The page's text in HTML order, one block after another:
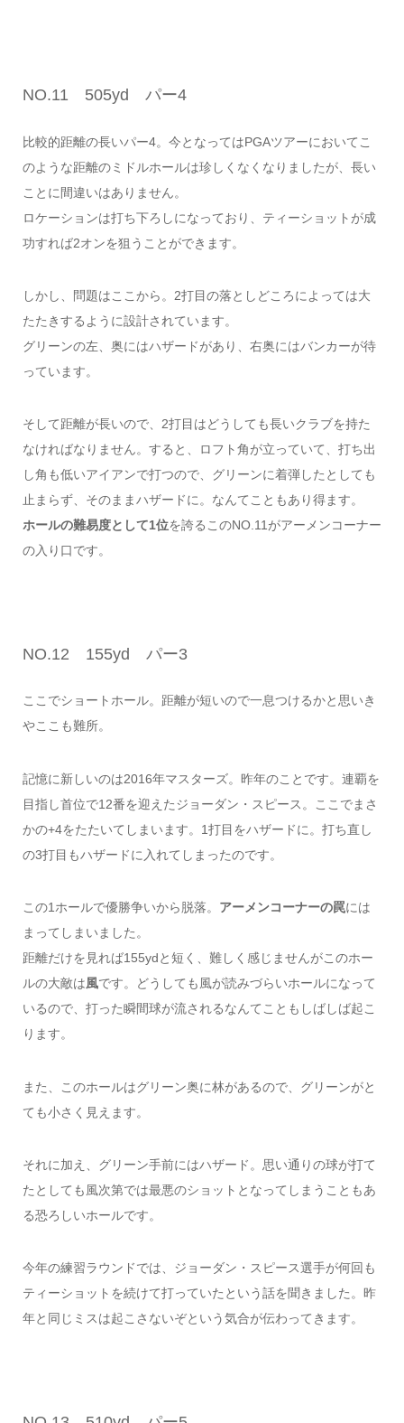
NO.11 505yd パー4
比較的距離の長いパー4。今となってはPGAツアーにおいてこ
のような距離のミドルホールは珍しくなくなりましたが、長い
ことに間違いはありません。
ロケーションは打ち下ろしになっており、ティーショットが成
功すれば2オンを狙うことができます。
しかし、問題はここから。2打目の落としどころによっては大
たたきするように設計されています。
グリーンの左、奥にはハザードがあり、右奥にはバンカーが待
っています。
そして距離が長いので、2打目はどうしても長いクラブを持た
なければなりません。すると、ロフト角が立っていて、打ち出
し角も低いアイアンで打つので、グリーンに着弾したとしても
止まらず、そのままハザードに。なんてこともあり得ます。
ホールの難易度として1位を誇るこのNO.11がアーメンコーナー
の入り口です。
NO.12 155yd パー3
ここでショートホール。距離が短いので一息つけるかと思いき
やここも難所。
記憶に新しいのは2016年マスターズ。昨年のことです。連覇を
目指し首位で12番を迎えたジョーダン・スピース。ここでまさ
かの+4をたたいてしまいます。1打目をハザードに。打ち直し
の3打目もハザードに入れてしまったのです。
この1ホールで優勝争いから脱落。 アーメンコーナーの罠には
まってしまいました。
距離だけを見れば155ydと短く、難しく感じませんがこのホー
ルの大敵は風です。どうしても風が読みづらいホールになって
いるので、打った瞬間球が流されるなんてこともしばしば起こ
ります。
また、このホールはグリーン奥に林があるので、グリーンがと
ても小さく見えます。
それに加え、グリーン手前にはハザード。思い通りの球が打て
たとしても風次第では最悪のショットとなってしまうこともあ
る恐ろしいホールです。
今年の練習ラウンドでは、ジョーダン・スピース選手が何回も
ティーショットを続けて打っていたという話を聞きました。昨
年と同じミスは起こさないぞという気合が伝わってきます。